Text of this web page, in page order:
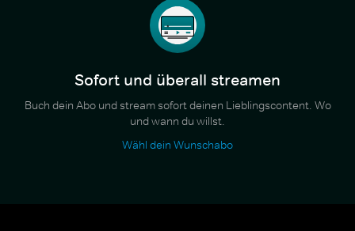
Sofort und überall streamen
Buch dein Abo und stream sofort deinen Lieblingscontent. Wo
und wann du willst.
Wähl dein Wunschabo